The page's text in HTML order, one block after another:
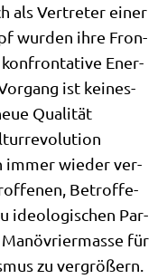
als Ver­tre­ter einer
wur­den ihre Fron­
Ener­
ist kei­nes­
Qua­li­tät
immer wie­der ver­
Betrof­fe­
ideo­lo­gi­schen Par­
für
zu ver­grö­ßern.